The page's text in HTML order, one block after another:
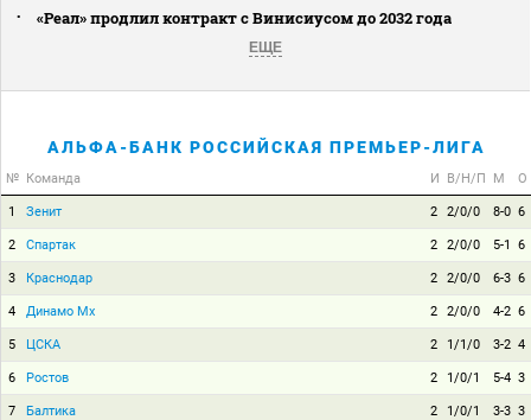
«Реал» продлил контракт с Винисиусом до 2032 года
ЕЩЕ
АЛЬФА-БАНК РОССИЙСКАЯ ПРЕМЬЕР-ЛИГА
№ Команда И В/Н/П М О
1 Зенит 2 2/0/0 8-0 6
2 Спартак 2 2/0/0 5-1 6
3 Краснодар 2 2/0/0 6-3 6
4 Динамо Мх 2 2/0/0 4-2 6
5 ЦСКА 2 1/1/0 3-2 4
6 Ростов 2 1/0/1 5-4 3
7 Балтика 2 1/0/1 3-3 3